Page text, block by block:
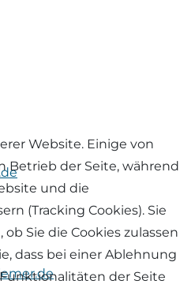
Website. Einige von
Betrieb der Seite, während
und die
(Tracking Cookies). Sie
Sie die Cookies zulassen
dass bei einer Ablehnung
der Seite